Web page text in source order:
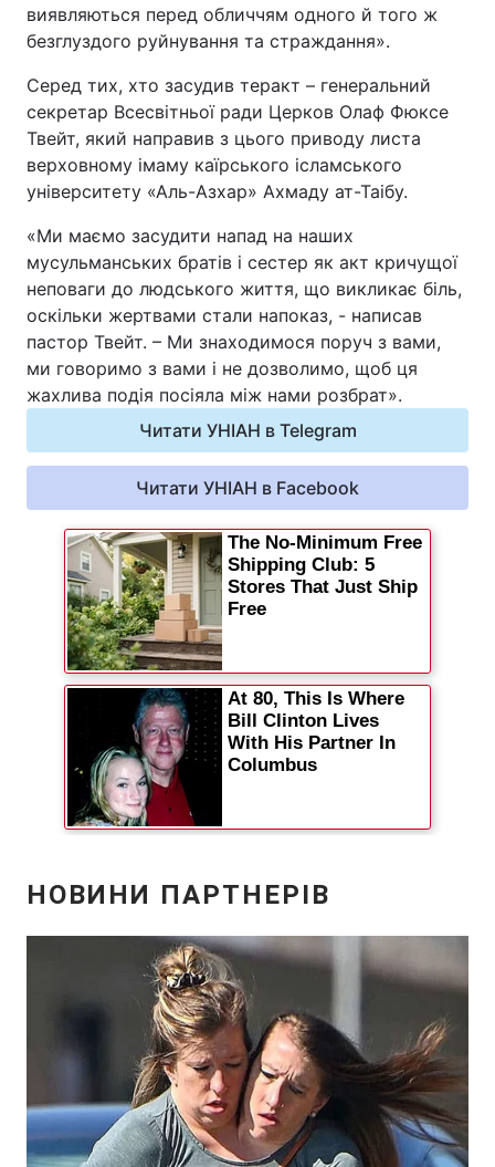
Реклама на сайті Фотобанк
виявляються перед обличчям одного й того ж
безглуздого руйнування та страждання».
Серед тих, хто засудив теракт – генеральний
секретар Всесвітньої ради Церков Олаф Фюксе
Твейт, який направив з цього приводу листа
верховному імаму каїрського ісламського
університету «Аль-Азхар» Ахмаду ат-Таібу.
«Ми маємо засудити напад на наших
мусульманських братів і сестер як акт кричущої
неповаги до людського життя, що викликає біль,
оскільки жертвами стали напоказ, - написав
пастор Твейт. – Ми знаходимося поруч з вами,
ми говоримо з вами і не дозволимо, щоб ця
жахлива подія посіяла між нами розбрат».
Читати УНІАН в Telegram
Читати УНІАН в Facebook